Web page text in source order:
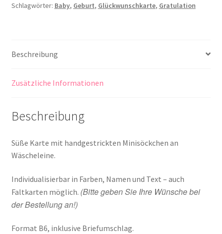
Schlagwörter: Baby, Geburt, Glückwunschkarte, Gratulation
Beschreibung
Zusätzliche Informationen
Beschreibung
Süße Karte mit handgestrickten Minisöckchen an
Wäscheleine.
Individualisierbar in Farben, Namen und Text – auch
Faltkarten möglich. (Bitte geben Sie Ihre Wünsche bei
der Bestellung an!)
Format B6, inklusive Briefumschlag.